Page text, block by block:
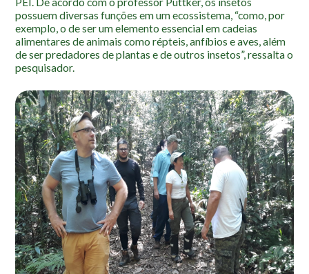
Inclusão Social
Blog
Notícias
Na mídia
Contato
Contato
Como chegar
Perguntas frequentes
Assessoria de Imprensa
Localização
possuem diversas funções em um ecossistema, “como, por
exemplo, o de ser um elemento essencial em cadeias
alimentares de animais como répteis, anfíbios e aves, além
de ser predadores de plantas e de outros insetos”, ressalta o
pesquisador.